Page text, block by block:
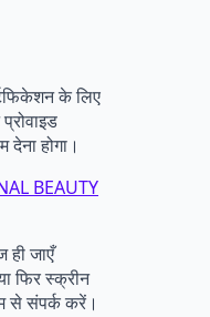
के लिए
होगा।
BEAUTY
जाएँ
फिर स्क्रीन
से संपर्क करें।